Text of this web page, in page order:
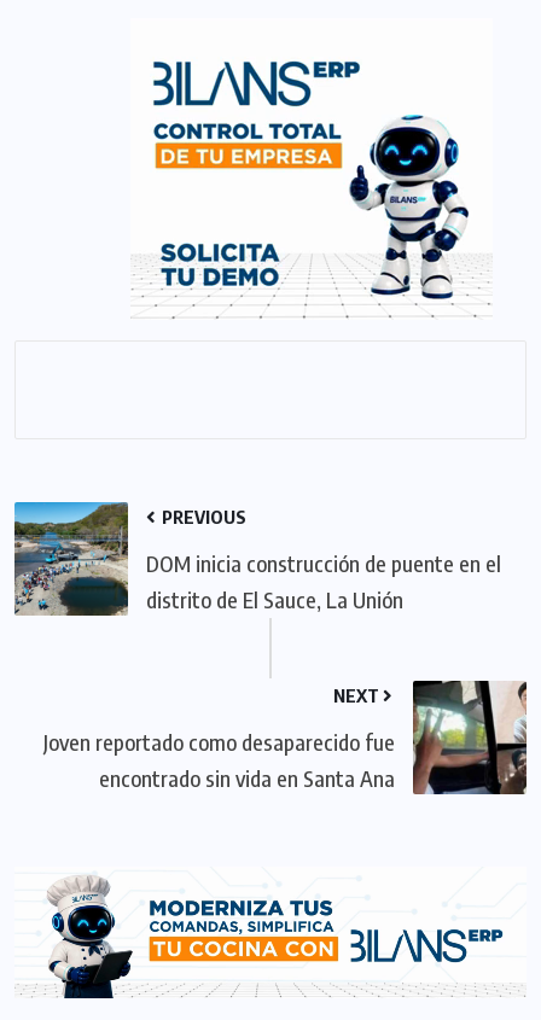
PREVIOUS
DOM inicia construcción de puente en el
distrito de El Sauce, La Unión
NEXT
Joven reportado como desaparecido fue
encontrado sin vida en Santa Ana